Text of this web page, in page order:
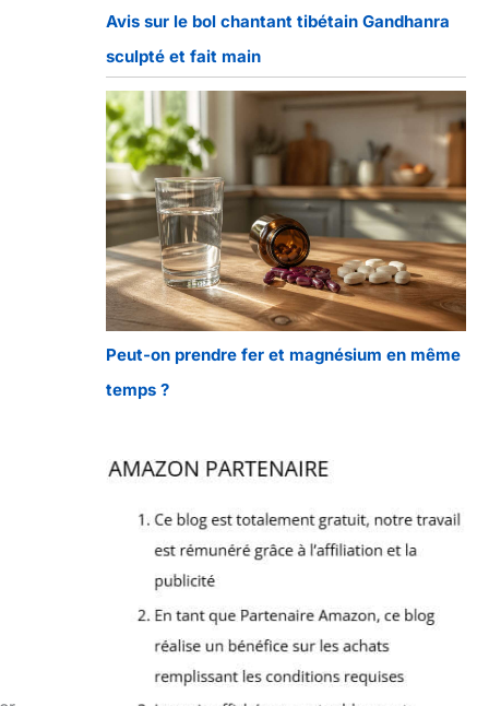
Avis sur le bol chantant tibétain Gandhanra
sculpté et fait main
Peut-on prendre fer et magnésium en même
temps ?